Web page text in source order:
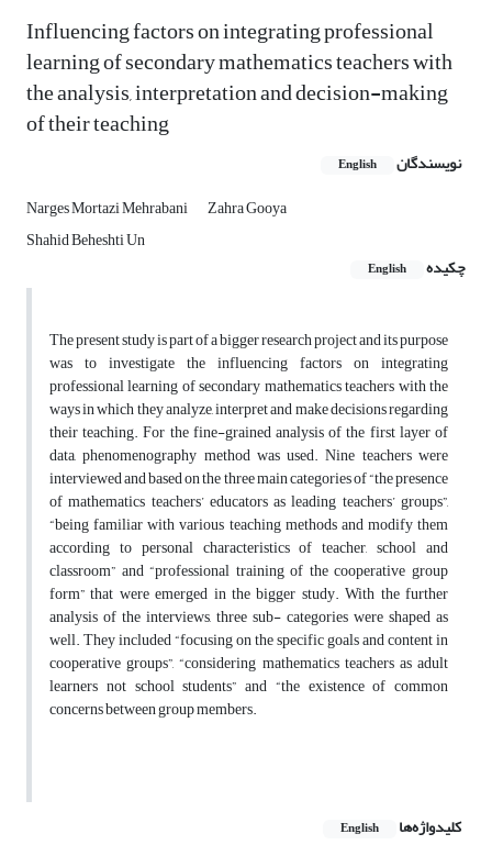
Influencing factors on integrating professional
learning of secondary mathematics teachers with
the analysis, interpretation and decision-making
of their teaching
نویسندگان English
Narges Mortazi Mehrabani
Zahra Gooya
Shahid Beheshti Un
چکیده
English
The present study is part of a bigger research project and its purpose
was to investigate the influencing factors on integrating
professional learning of secondary mathematics teachers with the
ways in which they analyze, interpret and make decisions regarding
their teaching. For the fine-grained analysis of the first layer of
data, phenomenography method was used. Nine teachers were
interviewed and based on the three main categories of “the presence
of mathematics teachers’ educators as leading teachers’ groups”,
“being familiar with various teaching methods and modify them
according to personal characteristics of teacher, school and
classroom” and “professional training of the cooperative group
form” that were emerged in the bigger study. With the further
analysis of the interviews, three sub- categories were shaped as
well. They included “focusing on the specific goals and content in
cooperative groups”, “considering mathematics teachers as adult
learners not school students” and “the existence of common
concerns between group members.
کلیدواژه‌ها English